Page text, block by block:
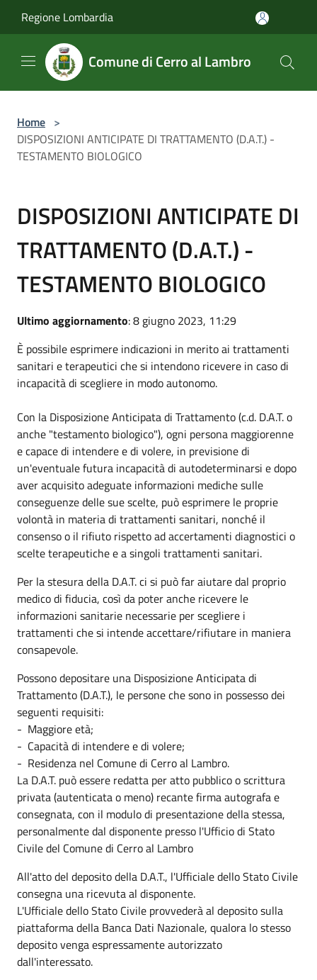
Regione Lombardia
Comune di Cerro al Lambro
Home >
DISPOSIZIONI ANTICIPATE DI TRATTAMENTO (D.A.T.) -
TESTAMENTO BIOLOGICO
DISPOSIZIONI ANTICIPATE DI
TRATTAMENTO (D.A.T.) -
TESTAMENTO BIOLOGICO
Ultimo aggiornamento: 8 giugno 2023, 11:29
È possibile esprimere indicazioni in merito ai trattamenti
sanitari e terapeutici che si intendono ricevere in caso di
incapacità di scegliere in modo autonomo.
Con la Disposizione Anticipata di Trattamento (c.d. D.A.T. o
anche "testamento biologico"), ogni persona maggiorenne
e capace di intendere e di volere, in previsione di
un'eventuale futura incapacità di autodeterminarsi e dopo
aver acquisito adeguate informazioni mediche sulle
conseguenze delle sue scelte, può esprimere le proprie
volontà in materia di trattamenti sanitari, nonché il
consenso o il rifiuto rispetto ad accertamenti diagnostici o
scelte terapeutiche e a singoli trattamenti sanitari.
Per la stesura della D.A.T. ci si può far aiutare dal proprio
medico di fiducia, così da poter anche ricevere le
informazioni sanitarie necessarie per scegliere i
trattamenti che si intende accettare/rifiutare in maniera
consapevole.
Possono depositare una Disposizione Anticipata di
Trattamento (D.A.T.), le persone che sono in possesso dei
seguenti requisiti:
- Maggiore età;
- Capacità di intendere e di volere;
- Residenza nel Comune di Cerro al Lambro.
La D.A.T. può essere redatta per atto pubblico o scrittura
privata (autenticata o meno) recante firma autografa e
consegnata, con il modulo di presentazione della stessa,
personalmente dal disponente presso l'Ufficio di Stato
Civile del Comune di Cerro al Lambro
All'atto del deposito della D.A.T., l'Ufficiale dello Stato Civile
consegna una ricevuta al disponente.
L'Ufficiale dello Stato Civile provvederà al deposito sulla
piattaforma della Banca Dati Nazionale, qualora lo stesso
deposito venga espressamente autorizzato
dall'interessato.